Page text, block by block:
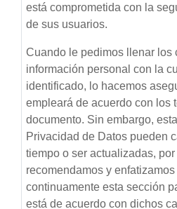
está comprometida con la
de sus usuarios.
Cuando le pedimos llenar los
información personal con la
identificado, lo hacemos
empleará de acuerdo con los
documento. Sin embargo,
Privacidad de Datos pueden
tiempo o ser actualizadas,
recomendamos y
continuamente esta sección
está de acuerdo con dichos